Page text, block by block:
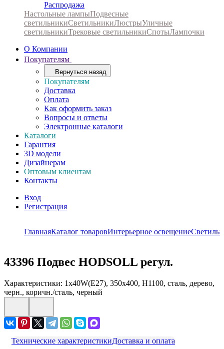
Распродажа
Настольные лампыПодвесные
светильникиСветильникиЛюстрыУличные
светильникиТрековые светильникиСпотыЛампочки
О Компании
Покупателям
Вернуться назад
Покупателям
Доставка
Оплата
Как оформить заказ
Вопросы и ответы
Электронные каталоги
Каталоги
Гарантия
3D модели
Дизайнерам
Оптовым клиентам
Контакты
Вход
Регистрация
ГлавнаяКаталог товаровИнтерьерное освещение
43396 Подвес HODSOLL регул.
Характеристики: 1х40W(E27), 350х400, H1100, сталь, дерево,
черн., коричн./сталь, черный
Технические характеристикиДоставка и оплата